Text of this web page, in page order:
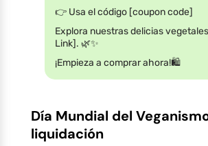
👉 Usa el código [coupon code]
Explora nuestras delicias
Link]. 🌿✨
¡Empieza a comprar ahora!🛍️
Día Mundial del
liquidación